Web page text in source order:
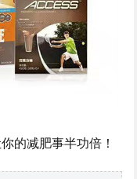
的减肥事半功倍！